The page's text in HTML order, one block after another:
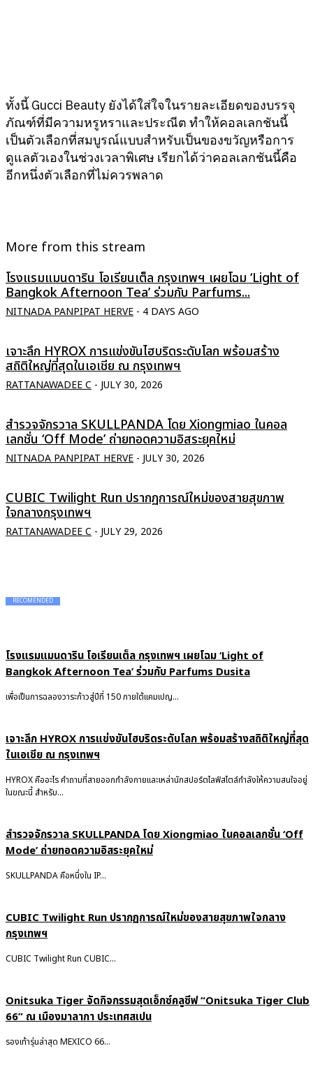
ทั้งนี้ Gucci Beauty ยังได้ใส่ใจในรายละเอียดของบรรจุ
ภัณฑ์ที่มีความหรูหราและประณีต ทำให้คอลเลกชันนี้
เป็นตัวเลือกที่สมบูรณ์แบบสำหรับเป็นของขวัญหรือการ
ดูแลตัวเองในช่วงเวลาพิเศษ เรียกได้ว่าคอลเลกชันนี้คือ
อีกหนึ่งตัวเลือกที่ไม่ควรพลาด
More from this stream
โรงแรมแมนดาริน โอเรียนเต็ล กรุงเทพฯ เผยโฉม ‘Light of
Bangkok Afternoon Tea’ ร่วมกับ Parfums...
NITNADA PANPIPAT HERVE - 4 DAYS AGO
เจาะลึก HYROX การแข่งขันไฮบริดระดับโลก พร้อมสร้าง
สถิติใหญ่ที่สุดในเอเชีย ณ กรุงเทพฯ
RATTANAWADEE C - JULY 30, 2026
สำรวจจักรวาล SKULLPANDA โดย Xiongmiao ในคอล
เลกชั่น ‘Off Mode’ ถ่ายทอดความอิสระยุคใหม่
NITNADA PANPIPAT HERVE - JULY 30, 2026
CUBIC Twilight Run ปรากฏการณ์ใหม่ของสายสุขภาพ
ใจกลางกรุงเทพฯ
RATTANAWADEE C - JULY 29, 2026
RECOMENDED
โรงแรมแมนดาริน โอเรียนเต็ล กรุงเทพฯ เผยโฉม ‘Light of
Bangkok Afternoon Tea’ ร่วมกับ Parfums Dusita
เพื่อเป็นการฉลองวาระก้าวสู่ปีที่ 150 ภายใต้แคมเปญ...
เจาะลึก HYROX การแข่งขันไฮบริดระดับโลก พร้อมสร้างสถิติใหญ่ที่สุด
ในเอเชีย ณ กรุงเทพฯ
HYROX คืออะไร คำถามที่สายออกกำลังกายและเหล่านักสปอร์ตไลฟ์สไตล์กำลังให้ความสนใจอยู่
ในขณะนี้ สำหรับ...
สำรวจจักรวาล SKULLPANDA โดย Xiongmiao ในคอลเลกชั่น ‘Off
Mode’ ถ่ายทอดความอิสระยุคใหม่
SKULLPANDA คือหนึ่งใน IP...
CUBIC Twilight Run ปรากฏการณ์ใหม่ของสายสุขภาพใจกลาง
กรุงเทพฯ
CUBIC Twilight Run CUBIC...
Onitsuka Tiger จัดกิจกรรมสุดเอ็กซ์คลูซีฟ “Onitsuka Tiger Club
66” ณ เมืองมาลากา ประเทศสเปน
รองเท้ารุ่นล่าสุด MEXICO 66...